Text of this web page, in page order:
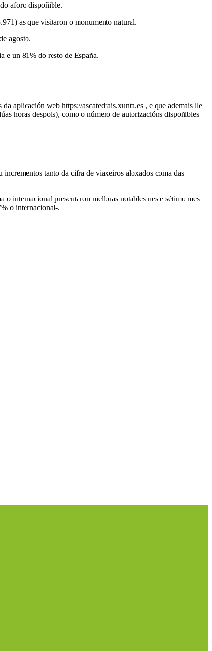
aforo dispoñible.
as que visitaron o monumento natural.
agosto.
e un 81% do resto de España.
aplicación web https://ascatedrais.xunta.es , e que ademais lle
horas despois), como o número de autorizacións dispoñibles
incrementos tanto da cifra de viaxeiros aloxados coma das
internacional presentaron melloras notables neste sétimo mes
o internacional-.